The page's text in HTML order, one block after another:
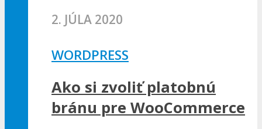
2. JÚLA 2020
WORDPRESS
Ako si zvoliť platobnú
bránu pre WooCommerce